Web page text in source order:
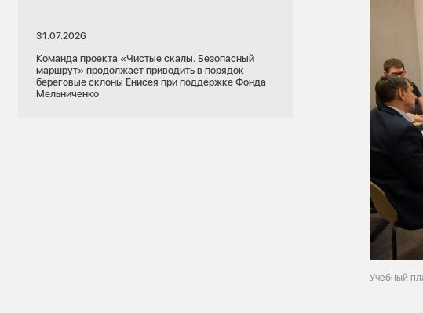
31.07.2026
Команда проекта «Чистые скалы. Безопасный
маршрут» продолжает приводить в порядок
береговые склоны Енисея при поддержке Фонда
Мельниченко
Учебный